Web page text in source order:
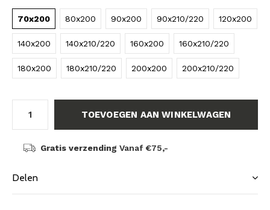
70x200 80x200 90x200 90x210/220 120x200
140x200 140x210/220 160x200 160x210/220
180x200 180x210/220 200x200 200x210/220
TOEVOEGEN AAN WINKELWAGEN
Gratis verzending Vanaf €75,-
Delen